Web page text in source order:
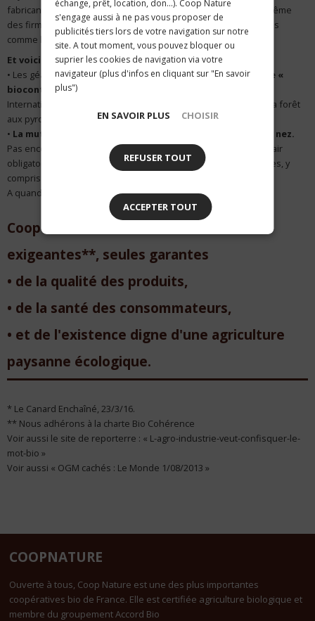
fabricants d'engrais bio à base d'enzymes et de bactéries, et même
des firmes spécialisées dans la production d'insectes auxiliaires
comme les ciccinelles mangeuses de pucerons. »*
Et voici le(s) comble(s) :
• Les géants des pesticides (et Total),inventent le concept de «
biocontrôle »dont ils seraient les garants, via l' « association
Internationale des Industriels du Biocontrôle » ! Autant confier la forêt
aux pyromanes !
• La mutagénèse, cousine des OGM, se cache sous un faux nez.
Pas encore réglementée, elle est dispensée d'un étiquetage clair
obligatoire ! A quand les prochaines contaminations clandestines, y
compris de productions bio ?
A quand Monsanto devenu Biosanto ?
Coop Nature défend les chartes bio
exigeantes**, seules garantes
• de la qualité des produits,
• de la santé des consommateurs,
• et de l'existence digne d'une agriculture
paysanne écologique.
* Le Canard Enchaîné, 23/3/16.
** Nous adhérons à la charte Bio Cohérence
Voir aussi le site de reporterre : « L-agro-industrie-veut-confisquer-le-
mot-bio »
Voir aussi « OGM cachés : Le Monde 1/08/2013 »
COOPNATURE
Ouverte à tous, Coop Nature est une des plus importantes
coopératives bio de France. Elle est certifiée agriculture biologique et
membre du groupement Accord Bio
échange, prêt, location, don...). Coop Nature
s'engage aussi à ne pas vous proposer de
publicités tiers lors de votre navigation sur notre
site. A tout moment, vous pouvez bloquer ou
suprier les cookies de navigation via votre
navigateur (plus d'infos en cliquant sur "En savoir
plus")
EN SAVOIR PLUS CHOISIR
REFUSER TOUT
ACCEPTER TOUT